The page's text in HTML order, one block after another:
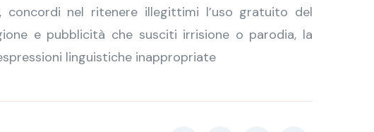
concordi nel ritenere illegittimi l’uso gratuito del
e pubblicità che susciti irrisione o parodia, la
linguistiche inappropriate